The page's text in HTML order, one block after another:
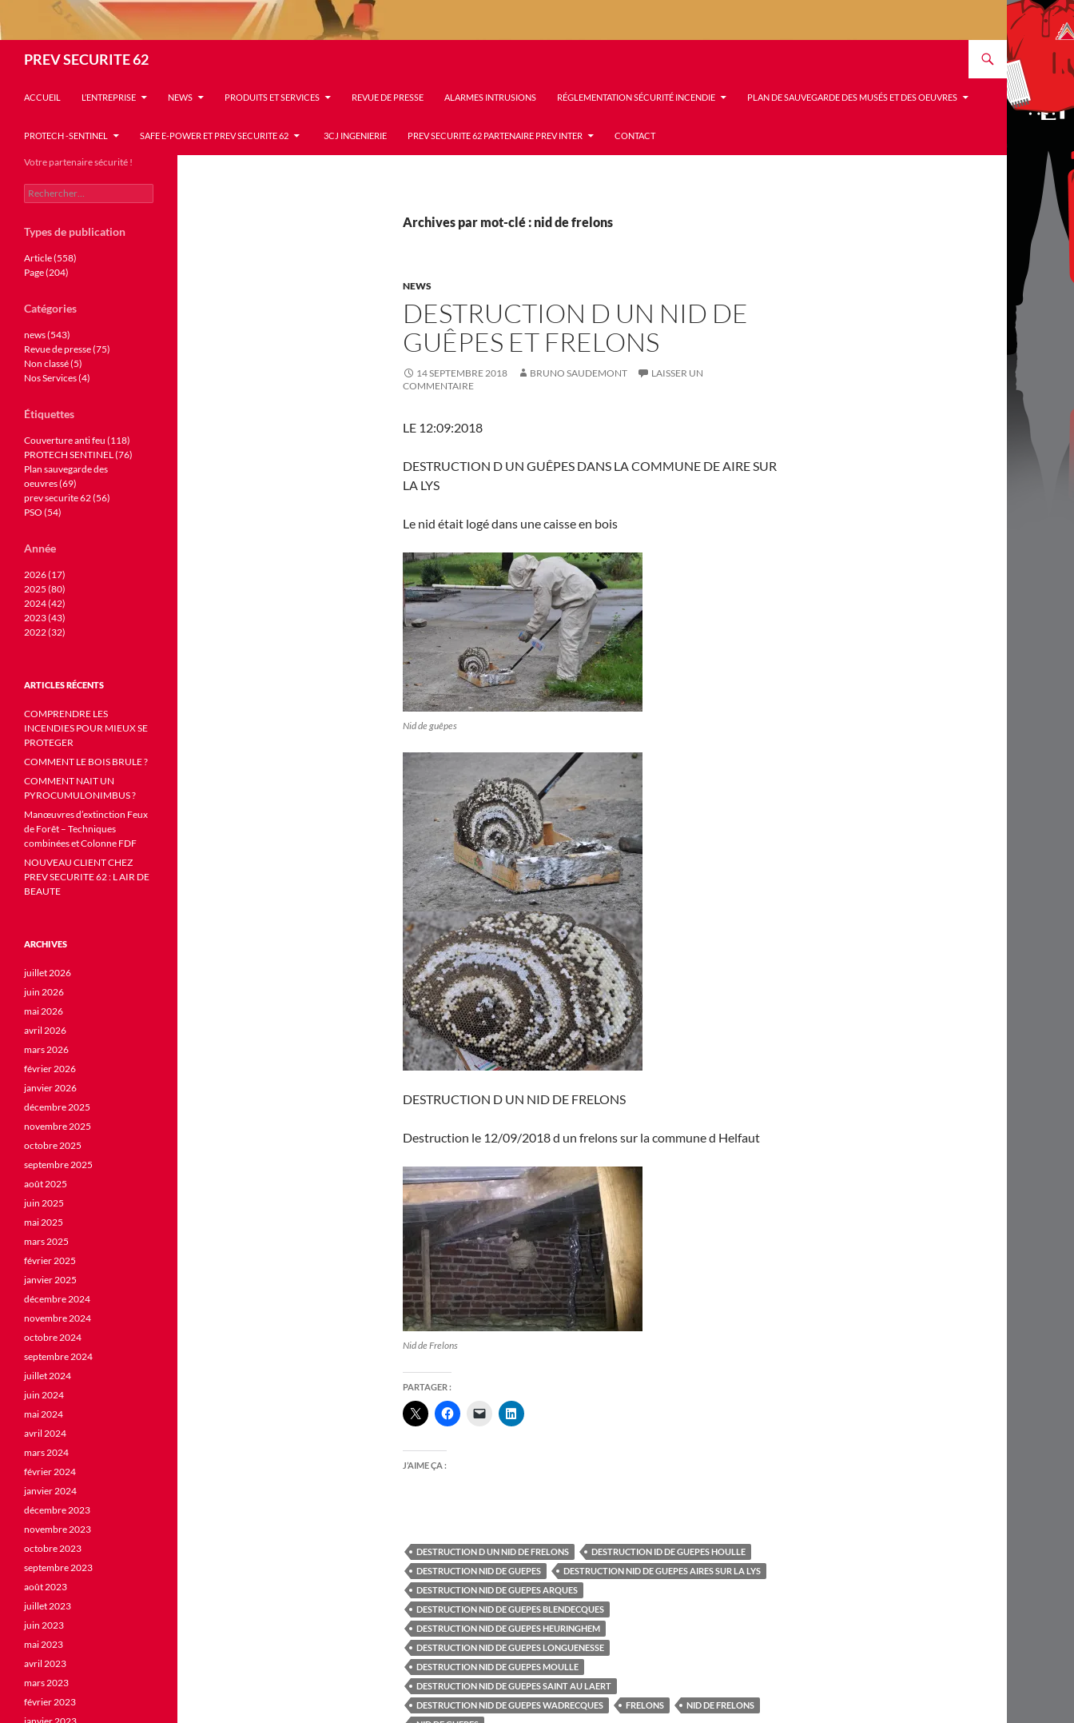
PREV SECURITE 62
ACCUEIL L’ENTREPRISE NEWS PRODUITS ET SERVICES REVUE DE PRESSE ALARMES INTRUSIONS RÉGLEMENTATION SÉCURITÉ INCENDIE PLAN DE SAUVEGARDE DES MUSÉS ET DES OEUVRES
PROTECH -SENTINEL SAFE E-POWER ET PREV SECURITE 62 3CJ INGENIERIE PREV SECURITE 62 PARTENAIRE PREV INTER CONTACT
Archives par mot-clé : nid de frelons
NEWS
DESTRUCTION D UN NID DE
GUÊPES ET FRELONS
14 SEPTEMBRE 2018 BRUNO SAUDEMONT
LAISSER UN
COMMENTAIRE
LE 12:09:2018
DESTRUCTION D UN GUÊPES DANS LA COMMUNE DE AIRE SUR
LA LYS
Le nid était logé dans une caisse en bois
Nid de guêpes
DESTRUCTION D UN NID DE FRELONS
Destruction le 12/09/2018 d un frelons sur la commune d Helfaut
Nid de Frelons
PARTAGER :
J’AIME ÇA :
DESTRUCTION D UN NID DE FRELONS
DESTRUCTION ID DE GUEPES HOULLE
DESTRUCTION NID DE GUEPES
DESTRUCTION NID DE GUEPES AIRES SUR LA LYS
DESTRUCTION NID DE GUEPES ARQUES
DESTRUCTION NID DE GUEPES BLENDECQUES
DESTRUCTION NID DE GUEPES HEURINGHEM
DESTRUCTION NID DE GUEPES LONGUENESSE
DESTRUCTION NID DE GUEPES MOULLE
DESTRUCTION NID DE GUEPES SAINT AU LAERT
DESTRUCTION NID DE GUEPES WADRECQUES
FRELONS
NID DE FRELONS
Votre partenaire sécurité !
Rechercher :
Types de publication
Article (558)
Page (204)
Catégories
news (543)
Revue de presse (75)
Non classé (5)
Nos Services (4)
Étiquettes
Couverture anti feu (118)
PROTECH SENTINEL (76)
Plan sauvegarde des
oeuvres (69)
prev securite 62 (56)
PSO (54)
Année
2026 (17)
2025 (80)
2024 (42)
2023 (43)
2022 (32)
ARTICLES RÉCENTS
COMPRENDRE LES
INCENDIES POUR MIEUX SE
PROTEGER
COMMENT LE BOIS BRULE ?
COMMENT NAIT UN
PYROCUMULONIMBUS ?
Manœuvres d’extinction Feux
de Forêt – Techniques
combinées et Colonne FDF
NOUVEAU CLIENT CHEZ
PREV SECURITE 62 : L AIR DE
BEAUTE
ARCHIVES
juillet 2026
juin 2026
mai 2026
avril 2026
mars 2026
février 2026
janvier 2026
décembre 2025
novembre 2025
octobre 2025
septembre 2025
août 2025
juin 2025
mai 2025
mars 2025
février 2025
janvier 2025
décembre 2024
novembre 2024
octobre 2024
septembre 2024
juillet 2024
juin 2024
mai 2024
avril 2024
mars 2024
février 2024
janvier 2024
décembre 2023
novembre 2023
octobre 2023
septembre 2023
août 2023
juillet 2023
juin 2023
mai 2023
avril 2023
mars 2023
février 2023